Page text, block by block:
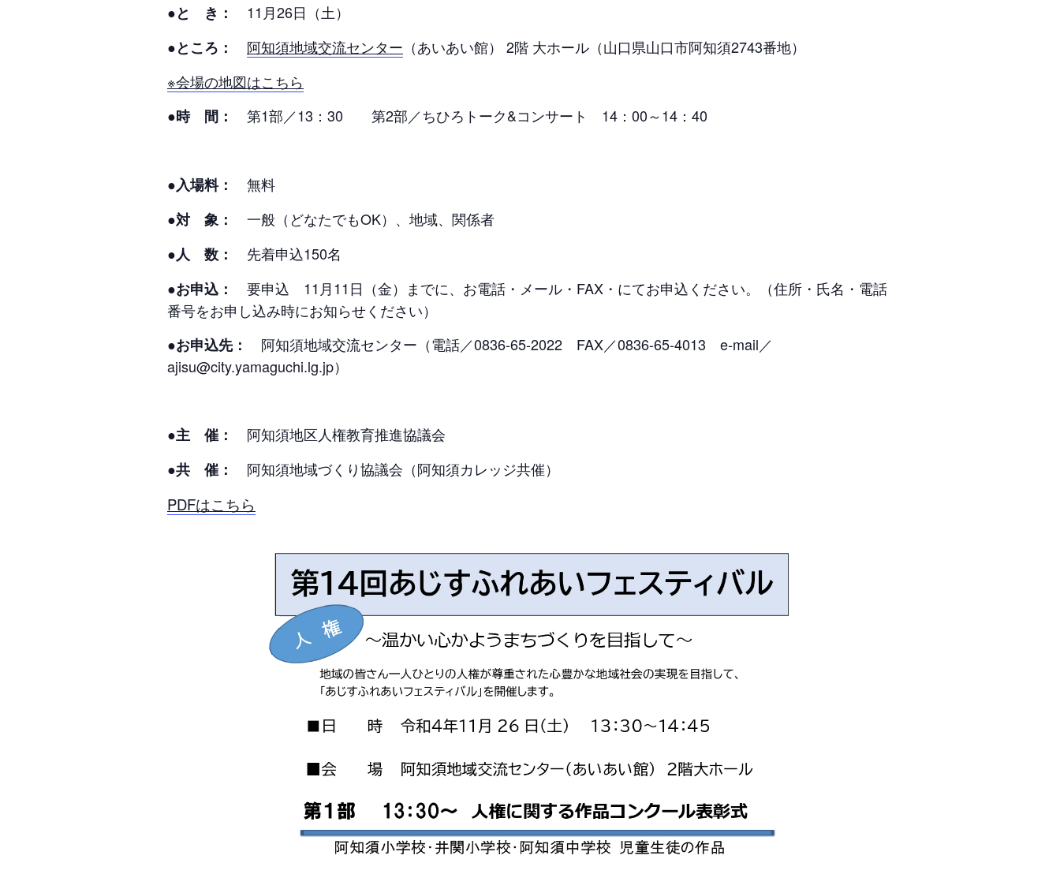
●と き：
11月26日（土）
●ところ：
阿知須地域交流センター （あいあい館） 2階 大ホール（山口県山口市阿知須2743番地）
※会場の地図はこちら
●時 間：
第1部／13：30 第2部／ちひろトーク&コンサート 14：00～14：40
●入場料：
無料
●対 象：
一般（どなたでもOK）、地域、関係者
●人 数：
先着申込150名
●お申込： 要申込 11月11日（金）までに、お電話・メール・FAX・にてお申込ください。（住所・氏名・電話
番号をお申し込み時にお知らせください）
●お申込先：
阿知須地域交流センター（電話／0836-65-2022 FAX／0836-65-4013 e-mail／
ajisu@city.yamaguchi.lg.jp）
●主 催：
阿知須地区人権教育推進協議会
●共 催：
阿知須地域づくり協議会（阿知須カレッジ共催）
PDFはこちら